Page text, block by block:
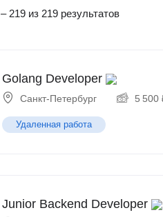
– 219 из 219 результатов
Golang Developer
Санкт-Петербург 5 500
Удаленная работа
Junior Backend Developer